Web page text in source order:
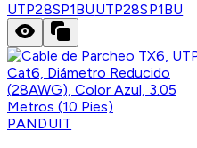
UTP28SP1BUUTP28SP1BU
PANDUIT